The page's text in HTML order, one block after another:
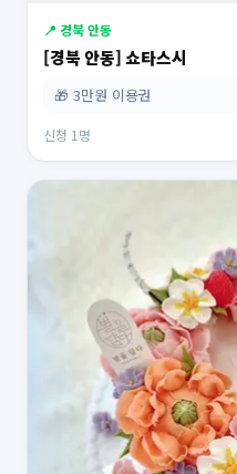
📍 경북 안동
[경북 안동] 쇼타스시
🎁 3만원 이용권
신청 1명